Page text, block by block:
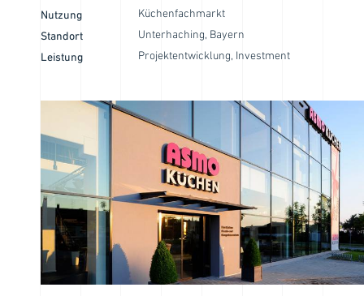
Nutzung Küchenfachmarkt
Standort Unterhaching, Bayern
Leistung Projektentwicklung, Investment